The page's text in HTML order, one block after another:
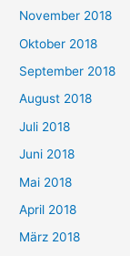
November 2018
Oktober 2018
September 2018
August 2018
Juli 2018
Juni 2018
Mai 2018
April 2018
März 2018